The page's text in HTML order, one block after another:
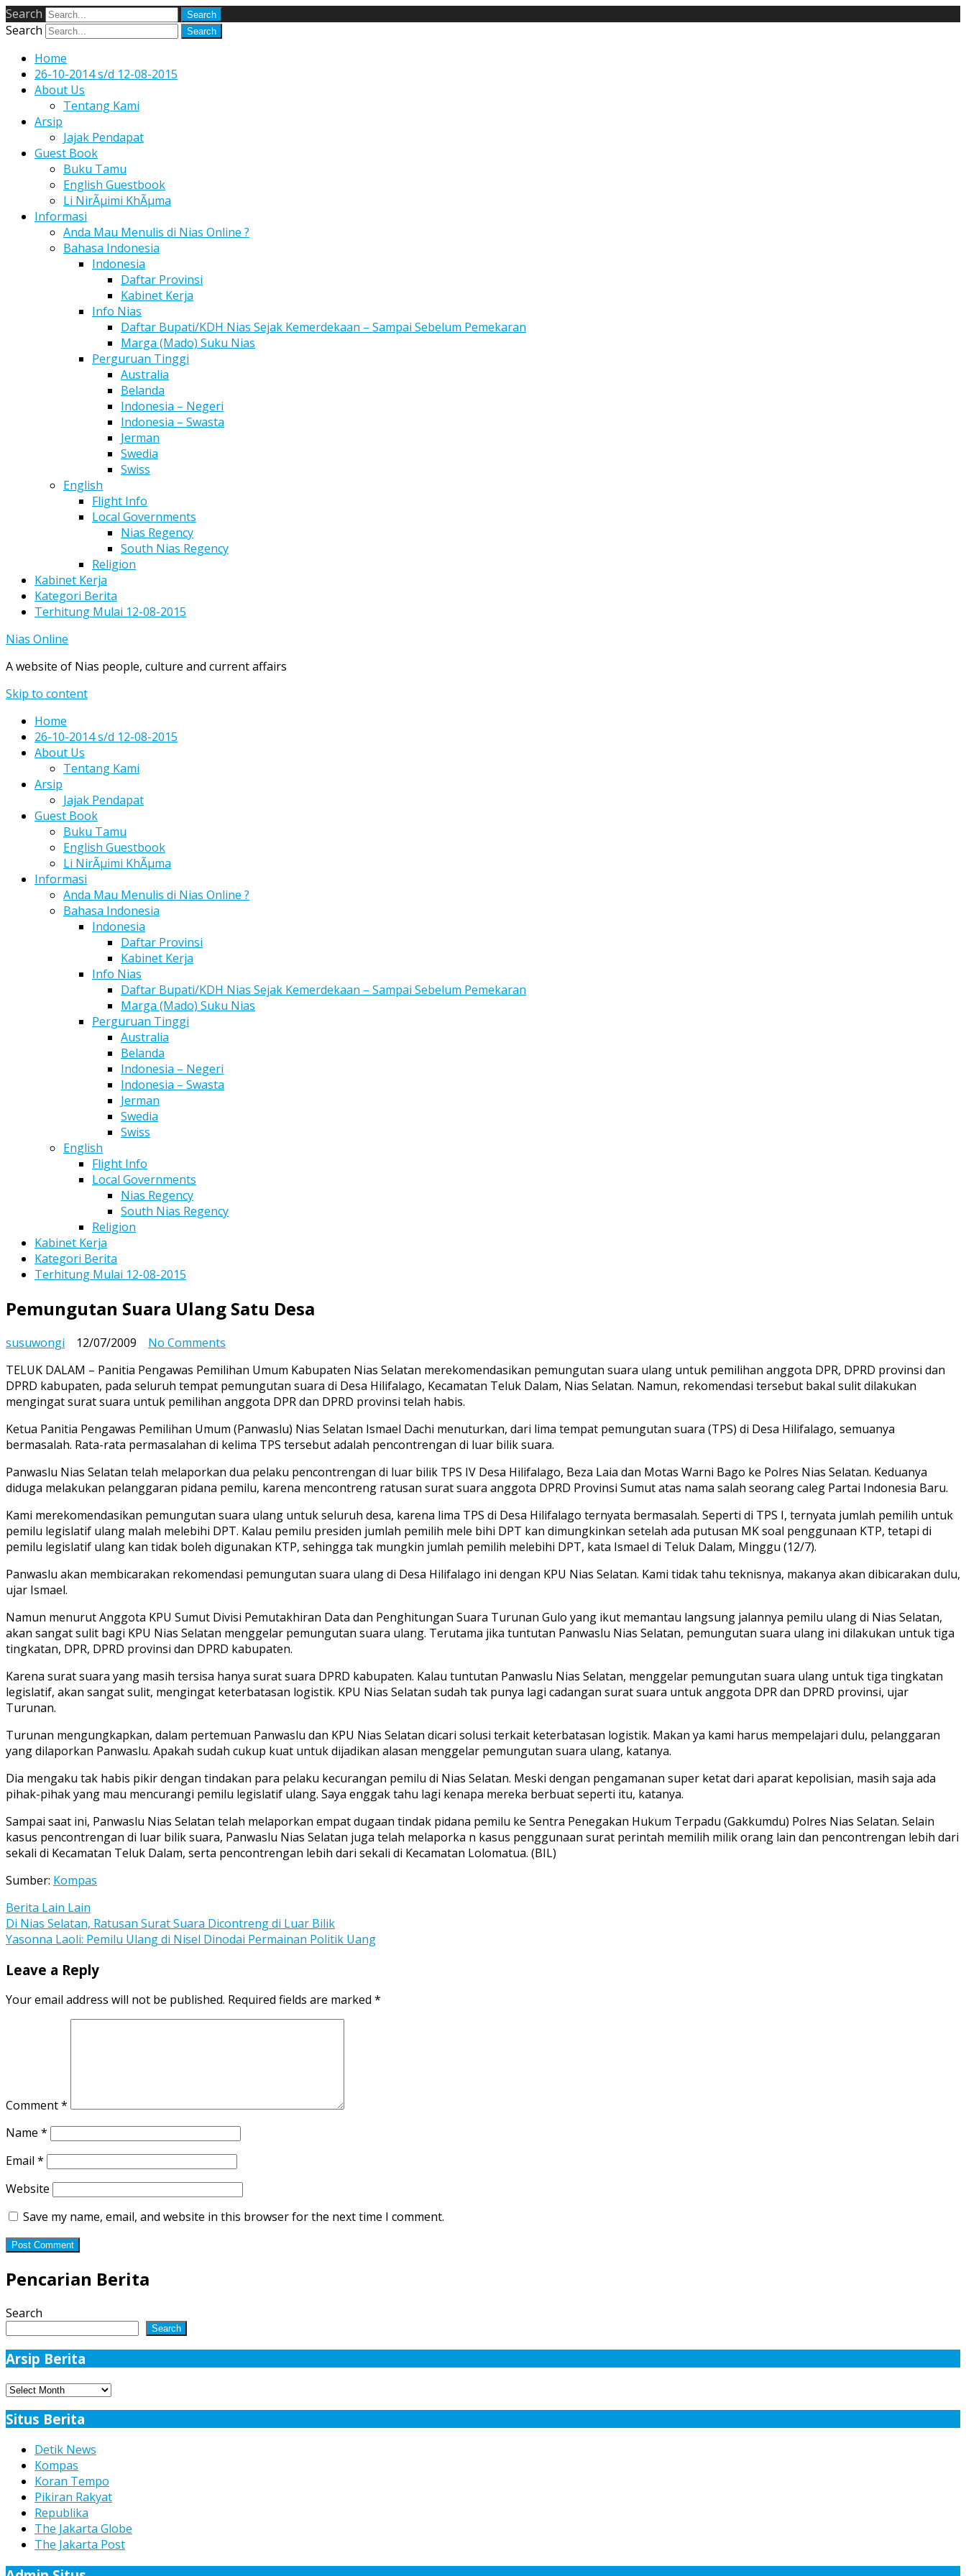
Search
Search
Home
26-10-2014 s/d 12-08-2015
About Us
Tentang Kami
Arsip
Jajak Pendapat
Guest Book
Buku Tamu
English Guestbook
Li NirÃµimi KhÃµma
Informasi
Anda Mau Menulis di Nias Online ?
Bahasa Indonesia
Indonesia
Daftar Provinsi
Kabinet Kerja
Info Nias
Daftar Bupati/KDH Nias Sejak Kemerdekaan – Sampai Sebelum Pemekaran
Marga (Mado) Suku Nias
Perguruan Tinggi
Australia
Belanda
Indonesia – Negeri
Indonesia – Swasta
Jerman
Swedia
Swiss
English
Flight Info
Local Governments
Nias Regency
South Nias Regency
Religion
Kabinet Kerja
Kategori Berita
Terhitung Mulai 12-08-2015
Nias Online
A website of Nias people, culture and current affairs
Skip to content
Home
26-10-2014 s/d 12-08-2015
About Us
Tentang Kami
Arsip
Jajak Pendapat
Guest Book
Buku Tamu
English Guestbook
Li NirÃµimi KhÃµma
Informasi
Anda Mau Menulis di Nias Online ?
Bahasa Indonesia
Indonesia
Daftar Provinsi
Kabinet Kerja
Info Nias
Daftar Bupati/KDH Nias Sejak Kemerdekaan – Sampai Sebelum Pemekaran
Marga (Mado) Suku Nias
Perguruan Tinggi
Australia
Belanda
Indonesia – Negeri
Indonesia – Swasta
Jerman
Swedia
Swiss
English
Flight Info
Local Governments
Nias Regency
South Nias Regency
Religion
Kabinet Kerja
Kategori Berita
Terhitung Mulai 12-08-2015
Pemungutan Suara Ulang Satu Desa
susuwongi 12/07/2009 No Comments
Suara
Ulang
Satu
Desa
TELUK DALAM – Panitia Pengawas Pemilihan Umum Kabupaten Nias Selatan merekomendasikan pemungutan suara ulang untuk pemilihan anggota DPR, DPRD provinsi dan
DPRD kabupaten, pada seluruh tempat pemungutan suara di Desa Hilifalago, Kecamatan Teluk Dalam, Nias Selatan. Namun, rekomendasi tersebut bakal sulit dilakukan
mengingat surat suara untuk pemilihan anggota DPR dan DPRD provinsi telah habis.
Ketua Panitia Pengawas Pemilihan Umum (Panwaslu) Nias Selatan Ismael Dachi menuturkan, dari lima tempat pemungutan suara (TPS) di Desa Hilifalago, semuanya
bermasalah. Rata-rata permasalahan di kelima TPS tersebut adalah pencontrengan di luar bilik suara.
Panwaslu Nias Selatan telah melaporkan dua pelaku pencontrengan di luar bilik TPS IV Desa Hilifalago, Beza Laia dan Motas Warni Bago ke Polres Nias Selatan. Keduanya
diduga melakukan pelanggaran pidana pemilu, karena mencontreng ratusan surat suara anggota DPRD Provinsi Sumut atas nama salah seorang caleg Partai Indonesia Baru.
Kami merekomendasikan pemungutan suara ulang untuk seluruh desa, karena lima TPS di Desa Hilifalago ternyata bermasalah. Seperti di TPS I, ternyata jumlah pemilih untuk
pemilu legislatif ulang malah melebihi DPT. Kalau pemilu presiden jumlah pemilih mele bihi DPT kan dimungkinkan setelah ada putusan MK soal penggunaan KTP, tetapi di
pemilu legislatif ulang kan tidak boleh digunakan KTP, sehingga tak mungkin jumlah pemilih melebihi DPT, kata Ismael di Teluk Dalam, Minggu (12/7).
Panwaslu akan membicarakan rekomendasi pemungutan suara ulang di Desa Hilifalago ini dengan KPU Nias Selatan. Kami tidak tahu teknisnya, makanya akan dibicarakan dulu,
ujar Ismael.
Namun menurut Anggota KPU Sumut Divisi Pemutakhiran Data dan Penghitungan Suara Turunan Gulo yang ikut memantau langsung jalannya pemilu ulang di Nias Selatan,
akan sangat sulit bagi KPU Nias Selatan menggelar pemungutan suara ulang. Terutama jika tuntutan Panwaslu Nias Selatan, pemungutan suara ulang ini dilakukan untuk tiga
tingkatan, DPR, DPRD provinsi dan DPRD kabupaten.
Karena surat suara yang masih tersisa hanya surat suara DPRD kabupaten. Kalau tuntutan Panwaslu Nias Selatan, menggelar pemungutan suara ulang untuk tiga tingkatan
legislatif, akan sangat sulit, mengingat keterbatasan logistik. KPU Nias Selatan sudah tak punya lagi cadangan surat suara untuk anggota DPR dan DPRD provinsi, ujar
Turunan.
Turunan mengungkapkan, dalam pertemuan Panwaslu dan KPU Nias Selatan dicari solusi terkait keterbatasan logistik. Makan ya kami harus mempelajari dulu, pelanggaran
yang dilaporkan Panwaslu. Apakah sudah cukup kuat untuk dijadikan alasan menggelar pemungutan suara ulang, katanya.
Dia mengaku tak habis pikir dengan tindakan para pelaku kecurangan pemilu di Nias Selatan. Meski dengan pengamanan super ketat dari aparat kepolisian, masih saja ada
pihak-pihak yang mau mencurangi pemilu legislatif ulang. Saya enggak tahu lagi kenapa mereka berbuat seperti itu, katanya.
Sampai saat ini, Panwaslu Nias Selatan telah melaporkan empat dugaan tindak pidana pemilu ke Sentra Penegakan Hukum Terpadu (Gakkumdu) Polres Nias Selatan. Selain
kasus pencontrengan di luar bilik suara, Panwaslu Nias Selatan juga telah melaporka n kasus penggunaan surat perintah memilih milik orang lain dan pencontrengan lebih dari
sekali di Kecamatan Teluk Dalam, serta pencontrengan lebih dari sekali di Kecamatan Lolomatua. (BIL)
Sumber: Kompas
Berita Lain Lain
Post
navigation
Di Nias Selatan, Ratusan Surat Suara Dicontreng di Luar Bilik
Yasonna Laoli: Pemilu Ulang di Nisel Dinodai Permainan Politik Uang
Leave a Reply
Your email address will not be published. Required fields are marked *
Comment*
Name *
Email *
Website
Save my name, email, and website in this browser for the next time I comment.
Pencarian Berita
Search
Search
Arsip Berita
Arsip
Situs Berita
Detik News
Kompas
Koran Tempo
Pikiran Rakyat
Republika
The Jakarta Globe
The Jakarta Post